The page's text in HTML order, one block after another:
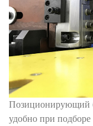
Позиционирующий
удобно при